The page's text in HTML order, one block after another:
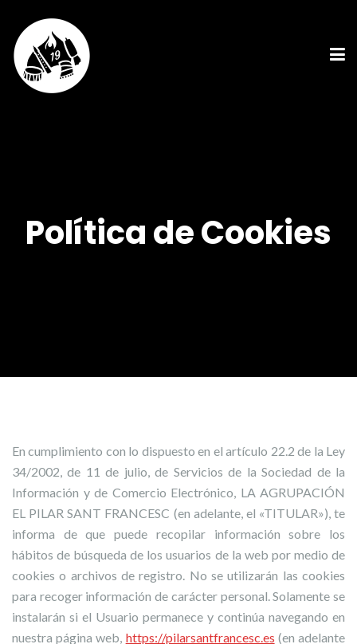
Política de Cookies
En cumplimiento con lo dispuesto en el artículo 22.2 de la Ley
34/2002, de 11 de julio, de Servicios de la Sociedad de la
Información y de Comercio Electrónico, LA AGRUPACIÓN
EL PILAR SANT FRANCESC (en adelante, el «TITULAR»), te
informa de que puede recopilar información sobre los
hábitos de búsqueda de los usuarios de la web por medio de
cookies o archivos de registro. No se utilizarán las cookies
para recoger información de carácter personal. Solamente se
instalarán si el Usuario permanece y continúa navegando en
nuestra página web, https://pilarsantfrancesc.es (en adelante